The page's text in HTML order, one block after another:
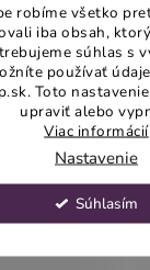
robíme všetko
iba obsah,
súhlas s
používať
Toto
upraviť alebo
Viac informácií
Nastavenie
Súhlasím